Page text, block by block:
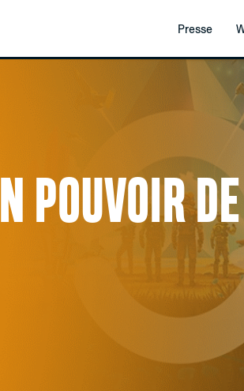
Presse
POUVOIR DE